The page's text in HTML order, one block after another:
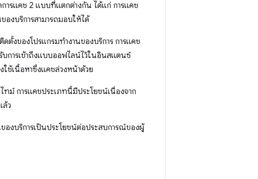
ารแคช 2 แบบที่แตกต่างกัน ได้แก่ การแคช
งบริการสามารถมอบให้ได้
ตั้งของโปรแกรมทำงานของบริการ การแคช
การเข้าถึงแบบออฟไลน์ไว้ในอินสแตนซ์
ใช้เนื้อหาซึ่งแคชล่วงหน้าด้วย
ทม์ การแคชประเภทนี้มีประโยชน์เนื่องจาก
ล้ว
องบริการเป็นประโยชน์ต่อประสบการณ์ของผู้